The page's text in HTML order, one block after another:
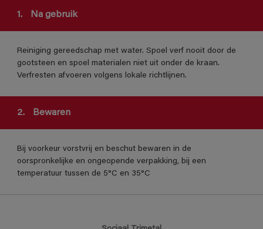
1. Na gebruik
Reiniging gereedschap met water. Spoel verf nooit door de
gootsteen en spoel materialen niet uit onder de kraan.
Verfresten afvoeren volgens lokale richtlijnen.
2. Bewaren
Bij voorkeur vorstvrij en beschut bewaren in de
oorspronkelijke en ongeopende verpakking, bij een
temperatuur tussen de 5°C en 35°C